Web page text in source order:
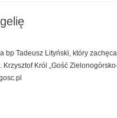
bp Tadeusz Lityński, który
Król „Gość